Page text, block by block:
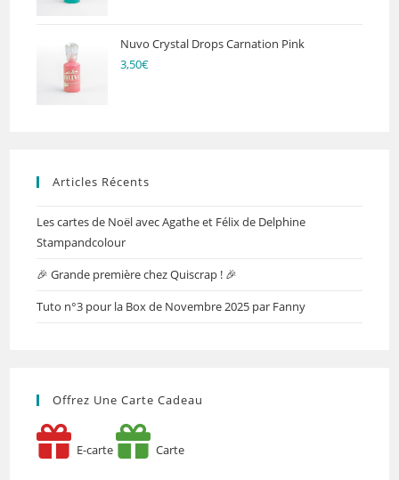
Nuvo Crystal Drops Carnation Pink
3,50€
Articles Récents
Les cartes de Noël avec Agathe et Félix de Delphine
Stampandcolour
🎉 Grande première chez Quiscrap ! 🎉
Tuto n°3 pour la Box de Novembre 2025 par Fanny
Offrez Une Carte Cadeau
E-carte Carte